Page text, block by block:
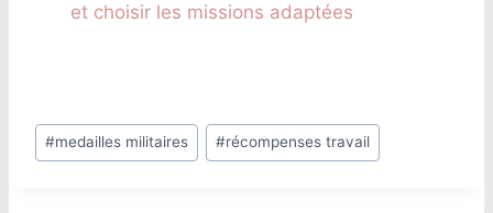
et choisir les missions adaptées
Étiquettes
de
#medailles militaires #récompenses travail